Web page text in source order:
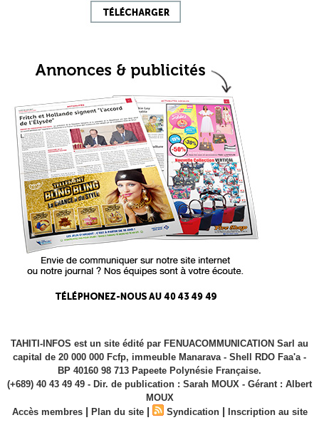
TAHITI-INFOS est un site édité par FENUACOMMUNICATION Sarl au
capital de 20 000 000 Fcfp, immeuble Manarava - Shell RDO Faa'a -
BP 40160 98 713 Papeete Polynésie Française.
(+689) 40 43 49 49 - Dir. de publication : Sarah MOUX - Gérant : Albert
MOUX
Accès membres | Plan du site | Syndication | Inscription au site